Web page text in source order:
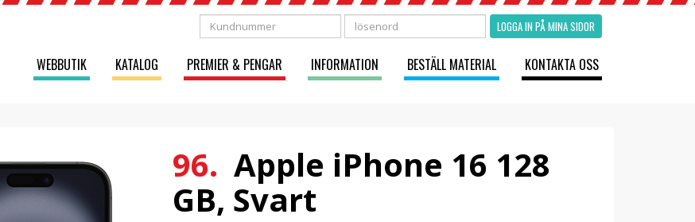
LOGGA IN PÅ MINA SIDOR
WEBBUTIK KATALOG PREMIER & PENGAR INFORMATION BESTÄLL MATERIAL KONTAKTA OSS
96. Apple iPhone 16 128
GB, Svart